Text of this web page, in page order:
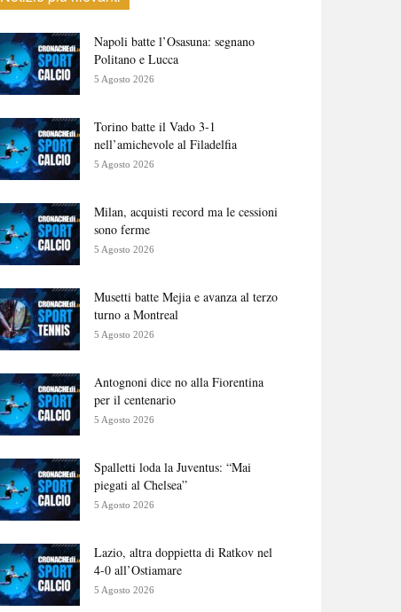
Napoli batte l’Osasuna: segnano
Politano e Lucca
5 Agosto 2026
Torino batte il Vado 3-1
nell’amichevole al Filadelfia
5 Agosto 2026
Milan, acquisti record ma le cessioni
sono ferme
5 Agosto 2026
Musetti batte Mejia e avanza al terzo
turno a Montreal
5 Agosto 2026
Antognoni dice no alla Fiorentina
per il centenario
5 Agosto 2026
Spalletti loda la Juventus: “Mai
piegati al Chelsea”
5 Agosto 2026
Lazio, altra doppietta di Ratkov nel
4-0 all’Ostiamare
5 Agosto 2026